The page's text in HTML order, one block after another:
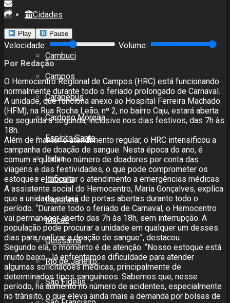
Cidades
Todos
Cambuci
Campos
Carapebus
Cardoso Moreira
Espírito Santo
Italva
Itaocara
Itaperuna
Macaé
Quissamã
Rio de Janeiro
São Fidélis
Play Pause
Velocidade:
Volume:
Por Redação
O Hemocentro Regional de Campos (HRC) está funcionando
normalmente durante todo o feriado prolongado de Carnaval.
A unidade, que funciona anexo ao Hospital Ferreira Machado
(HFM), na Rua Rocha Leão, nº 2, no bairro Caju, estará aberta
de segunda a segunda, inclusive nos dias festivos, das 7h às
18h.
Além de manter o atendimento regular, o HRC intensificou a
campanha de doação de sangue. Nesta época do ano, é
comum a queda no número de doadores por conta das
viagens e das festividades, o que pode comprometer os
estoques e dificultar o atendimento a emergências médicas.
A assistente social do Hemocentro, Maria Gonçalves, explica
que a unidade estará de portas abertas durante todo o
período. “Durante todo o feriado de Carnaval, o Hemocentro
vai permanecer aberto das 7h às 18h, sem interrupção. A
população pode procurar a unidade em qualquer um desses
dias para realizar a doação de sangue”, destacou.
Segundo ela, o momento é de atenção. “Nosso estoque está
muito baixo. Já enfrentamos dificuldade para atender
algumas solicitações médicas, principalmente de
determinados tipos sanguíneos. Sabemos que, nesse
período, há aumento no número de acidentes, especialmente
no trânsito, o que eleva ainda mais a demanda por bolsas de